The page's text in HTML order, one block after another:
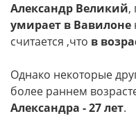
Александр Великий,
умирает в Вавилоне
считается ,что в
Однако некоторые
более раннем
Александра - 27 лет.